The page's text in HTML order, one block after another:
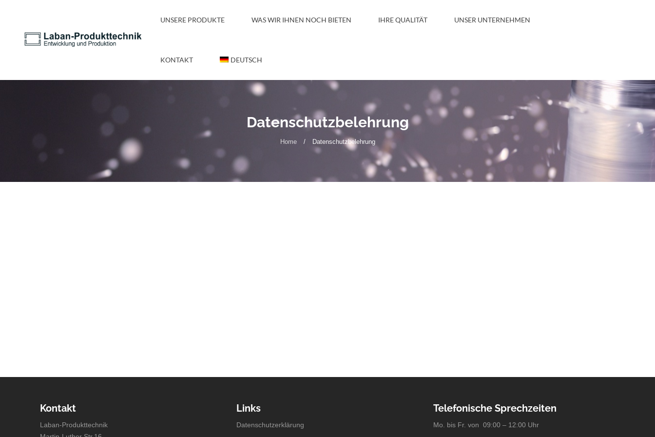
UNSERE PRODUKTE WAS WIR IHNEN NOCH BIETEN IHRE QUALITÄT UNSER UNTERNEHMEN
KONTAKT DEUTSCH
Datenschutzbelehrung
Home / Datenschutzbelehrung
Kontakt
Laban-Produkttechnik
Links
Datenschutzerklärung
Telefonische Sprechzeiten
Mo. bis Fr. von 09:00 – 12:00 Uhr